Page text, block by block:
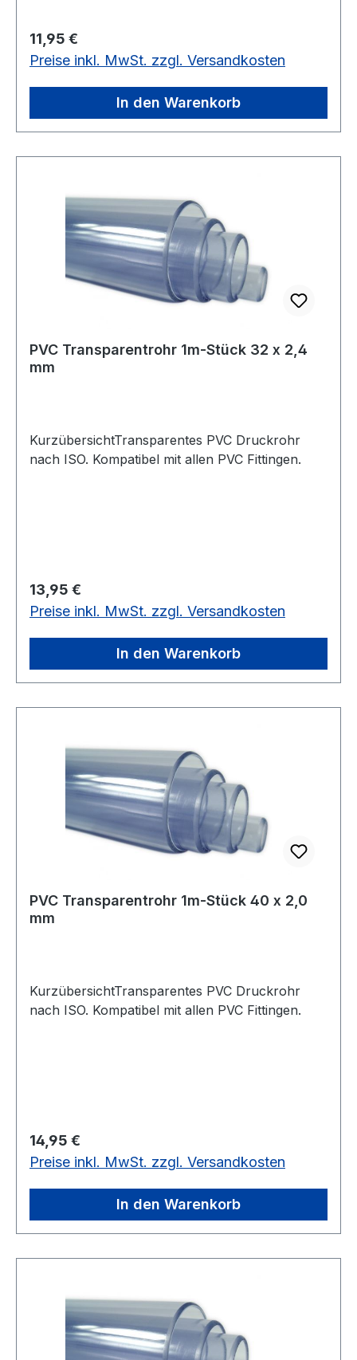
Regulärer Preis:
11,95 €
Preise inkl. MwSt. zzgl. Versandkosten
In den Warenkorb
PVC Transparentrohr 1m-Stück 32 x 2,4
mm
KurzübersichtTransparentes PVC Druckrohr
nach ISO. Kompatibel mit allen PVC Fittingen.
Regulärer Preis:
13,95 €
Preise inkl. MwSt. zzgl. Versandkosten
In den Warenkorb
PVC Transparentrohr 1m-Stück 40 x 2,0
mm
KurzübersichtTransparentes PVC Druckrohr
nach ISO. Kompatibel mit allen PVC Fittingen.
Regulärer Preis:
14,95 €
Preise inkl. MwSt. zzgl. Versandkosten
In den Warenkorb